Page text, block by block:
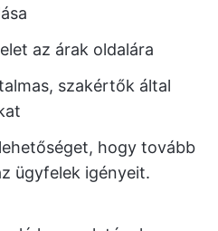
az árak oldalára
szakértők által
hogy tovább
ügyfelek igényeit.